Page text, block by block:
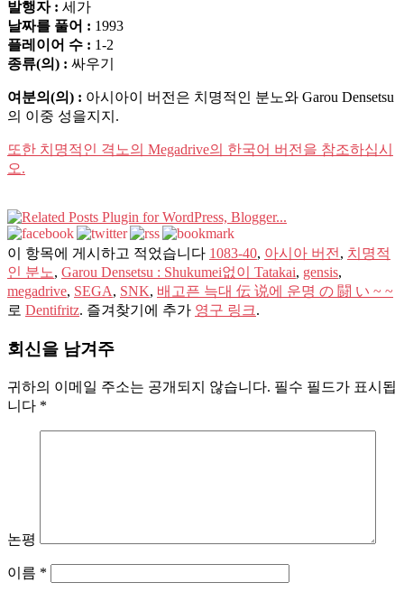
발행자 : 세가
날짜를 풀어 : 1993
플레이어 수 : 1-2
종류(의) : 싸우기
여분의(의) : 아시아이 버전은 치명적인 분노와 Garou Densetsu
의 이중 성을지지.
또한 치명적인 격노의 Megadrive의 한국어 버전을 참조하십시
오.
이 항목에 게시하고 적었습니다 1083-40, 아시아 버전, 치명적
인 분노, Garou Densetsu : Shukumei없이 Tatakai, gensis,
megadrive, SEGA, SNK, 배고픈 늑대 伝 说에 운명 の 闘 い ~ ~
로 Dentifritz. 즐겨찾기에 추가 영구 링크.
회신을 남겨주
귀하의 이메일 주소는 공개되지 않습니다. 필수 필드가 표시됩
니다 *
논평
이름 *